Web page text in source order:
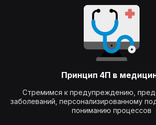
Принцип 4П в
Стремимся к предупреждению,
заболеваний, персонализированному
пониманию процессов